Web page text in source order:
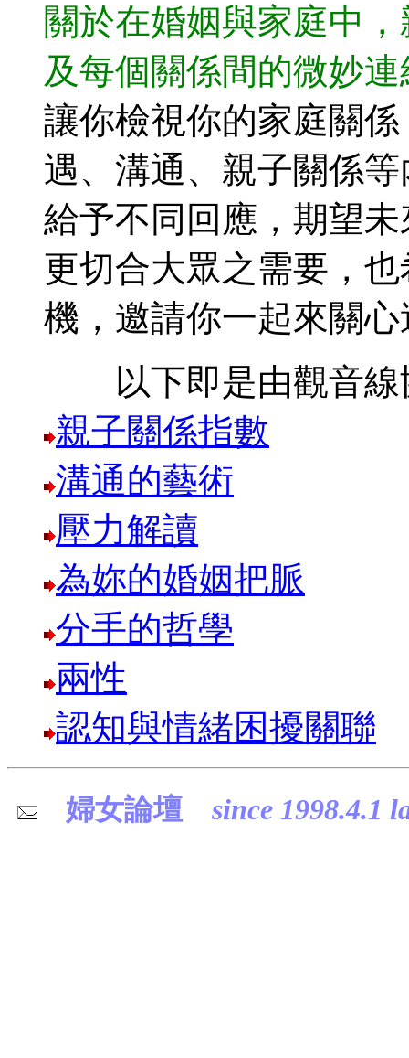
關於在婚姻與家庭中
及每個關係間的微妙
讓你檢視你的家庭關
遇、溝通、親子關係
給予不同回應，期望
更切合大眾之需要，
機，邀請你一起來關
以下即是由觀音線
親子關係指數
溝通的藝術
壓力解讀
為妳的婚姻把脈
分手的哲學
兩性
認知與情緒困擾關聯
婦女論壇 since 1998.4.1